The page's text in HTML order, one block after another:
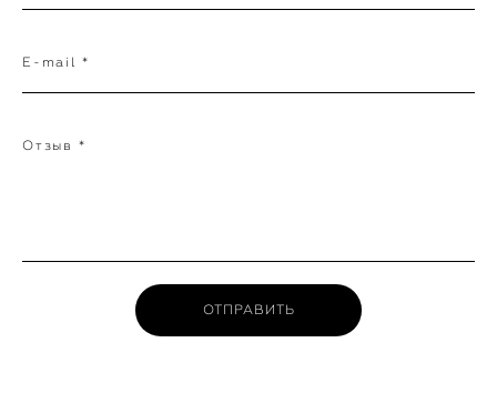
E-mail *
Отзыв *
ОТПРАВИТЬ